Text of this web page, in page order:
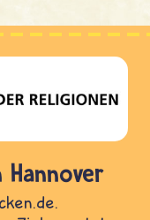
Hannover